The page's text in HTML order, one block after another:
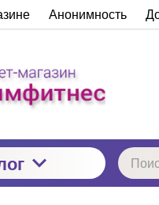
Анонимность